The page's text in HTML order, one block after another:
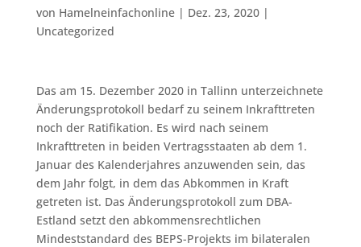
von Hamelneinfachonline| Dez. 23, 2020|
Uncategorized
Das am 15. Dezember 2020 in Tallinn unterzeichnete
Änderungsprotokoll bedarf zu seinem Inkrafttreten
noch der Ratifikation. Es wird nach seinem
Inkrafttreten in beiden Vertragsstaaten ab dem 1.
Januar des Kalenderjahres anzuwenden sein, das
dem Jahr folgt, in dem das Abkommen in Kraft
getreten ist. Das Änderungsprotokoll zum DBA-
Estland setzt den abkommensrechtlichen
Mindeststandard des BEPS-Projekts im bilateralen